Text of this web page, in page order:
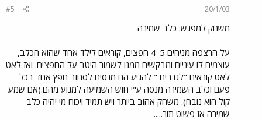
20/1/03
#5
משחק למפגש: כלב שמירה
על הרצפה מניחים 4-5 חפצים, קוראים לילד אחד שהוא הכלב,
עוצמים לו עיניים ומבקשים ממנו לשמור היטב על החפצים. ואז לאט
לאט קוראים "לגנבים " להגיע הם מנסים לסחוב חפץ אחד בכל
פעם וכלב השמירה מנסה ע"י חוש השמיעה למנוע מהם.(אם שמע
קול הוא נובח). משחק אהוב ביותר ויש תמיד ויכוח מי יהיה כלב
שמירה אז פשוט תור.....